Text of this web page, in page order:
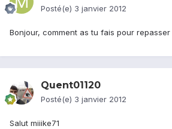
Posté(e) 3 janvier 2012
Bonjour, comment as tu fais pour repasser
Quent01120
Posté(e) 3 janvier 2012
Salut miiike71